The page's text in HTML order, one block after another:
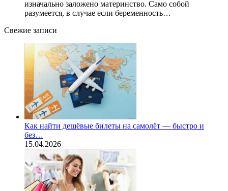
изначально заложено материнство. Само собой
разумеется, в случае если беременность…
Свежие записи
Как найти дешёвые билеты на самолёт — быстро и
без…
15.04.2026